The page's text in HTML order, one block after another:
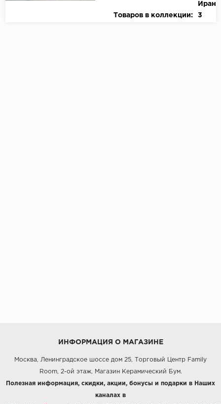
Иран
Товаров в коллекции:
3
ИНФОРМАЦИЯ О МАГАЗИНЕ
Москва, Ленинградское шоссе дом 25, Торговый Центр Family
Room, 2-ой этаж, Магазин Керамический Бум.
Полезная информация, скидки, акции, бонусы и подарки в Наших
каналах в